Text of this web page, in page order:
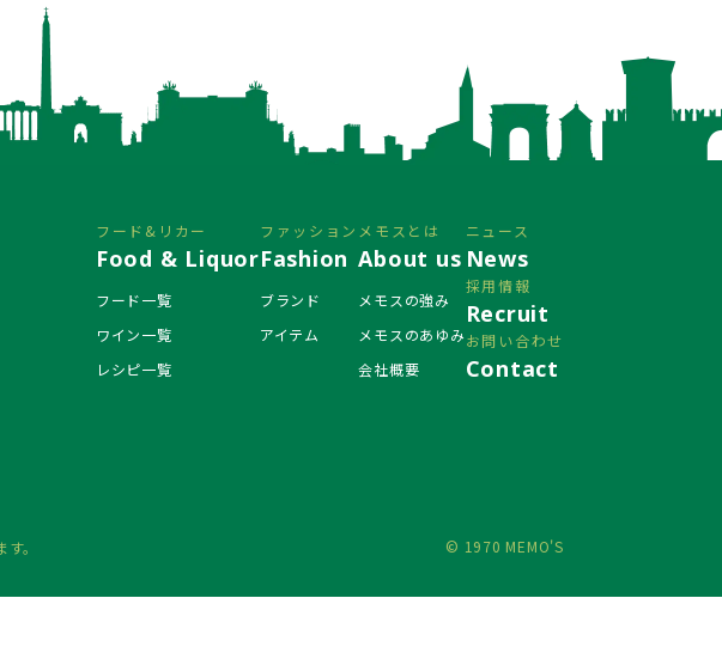
フード&リカー
Food & Liquor
フード一覧
ワイン一覧
レシピ一覧
ファッション
Fashion
ブランド
アイテム
メモスとは
About us
メモスの強み
メモスのあゆみ
会社概要
ニュース
News
採用情報
Recruit
お問い合わせ
Contact
。 © 1970 MEMO'S